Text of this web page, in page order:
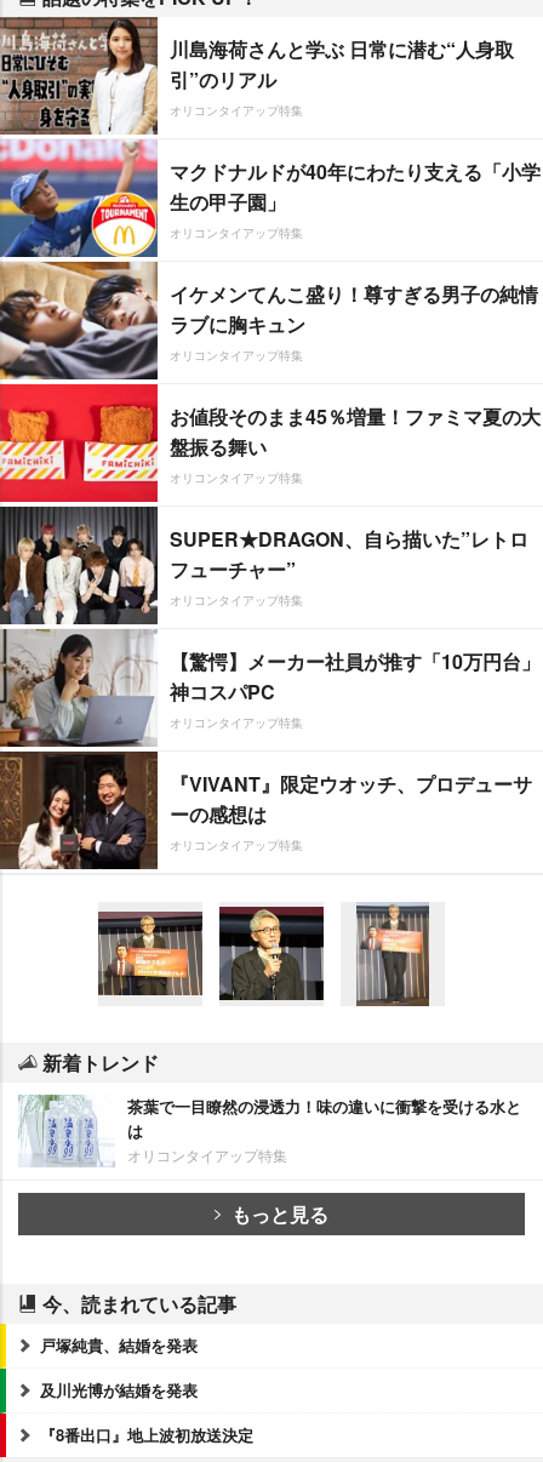
川島海荷さんと学ぶ 日常に潜む“人身取
引”のリアル
オリコンタイアップ特集
マクドナルドが40年にわたり支える「小学
生の甲子園」
オリコンタイアップ特集
イケメンてんこ盛り！尊すぎる男子の純情
ラブに胸キュン
オリコンタイアップ特集
お値段そのまま45％増量！ファミマ夏の大
盤振る舞い
オリコンタイアップ特集
SUPER★DRAGON、自ら描いた”レトロ
フューチャー”
オリコンタイアップ特集
【驚愕】メーカー社員が推す「10万円台」
神コスパPC
オリコンタイアップ特集
『VIVANT』限定ウオッチ、プロデューサ
ーの感想は
オリコンタイアップ特集
新着トレンド
茶葉で一目瞭然の浸透力！味の違いに衝撃を受ける水と
は
オリコンタイアップ特集
もっと見る
今、読まれている記事
戸塚純貴、結婚を発表
及川光博が結婚を発表
『8番出口』地上波初放送決定